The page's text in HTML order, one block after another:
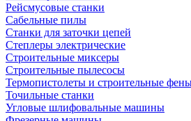
Рейсмусовые станки
Сабельные пилы
Станки для заточки цепей
Степлеры электрические
Строительные миксеры
Строительные пылесосы
Термопистолеты и строительные
Точильные станки
Угловые шлифовальные машины